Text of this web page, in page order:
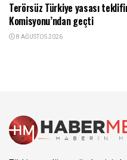
Terörsüz Türkiye yasası
Komisyonu’ndan geçti
8 AĞUSTOS 2026